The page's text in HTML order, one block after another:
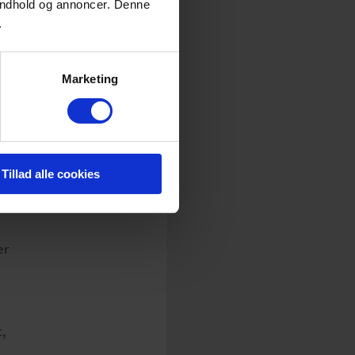
og annoncer. Denne
Marketing
Tillad alle cookies